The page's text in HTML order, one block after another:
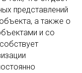
представлений
а также о
и со